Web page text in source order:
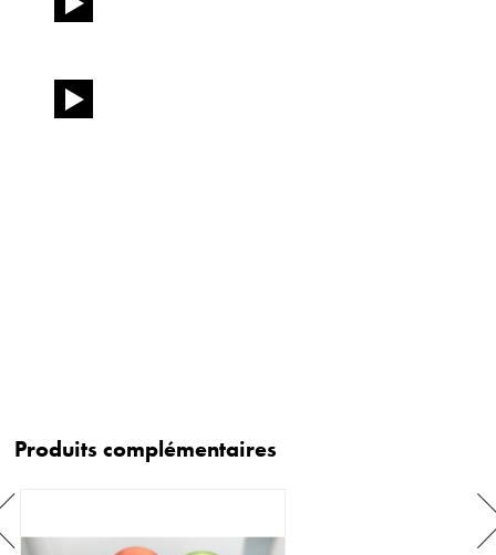
Produits complémentaires